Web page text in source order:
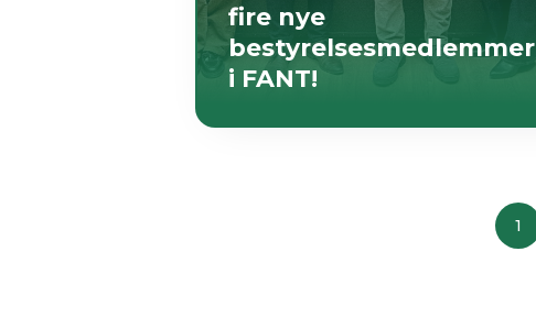
fire nye
bestyrelsesmedlemmer
i FANT!
1